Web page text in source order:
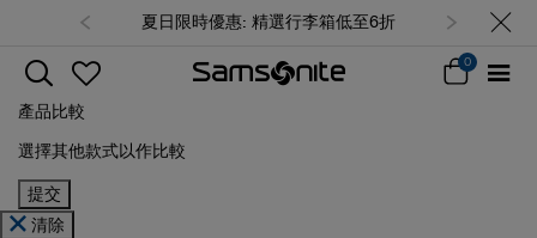
夏日限時優惠: 精選行李箱低至6折
0
產品比較
選擇其他款式以作比較
提交
清除